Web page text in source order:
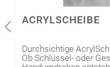
ACRYLSCHEIBE
Durchsichtige
Ob Schlüssel- oder